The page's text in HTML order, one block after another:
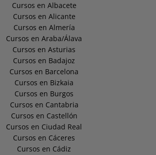
Cursos en Albacete
Cursos en Alicante
Cursos en Almería
Cursos en Araba/Álava
Cursos en Asturias
Cursos en Badajoz
Cursos en Barcelona
Cursos en Bizkaia
Cursos en Burgos
Cursos en Cantabria
Cursos en Castellón
Cursos en Ciudad Real
Cursos en Cáceres
Cursos en Cádiz